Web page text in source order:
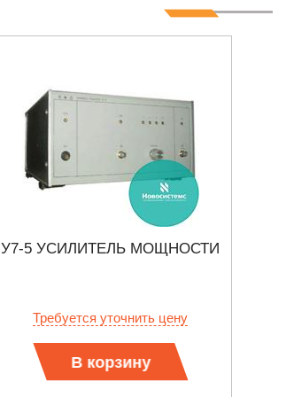
У7-5 УСИЛИТЕЛЬ МОЩНОСТИ
Требуется уточнить цену
В корзину